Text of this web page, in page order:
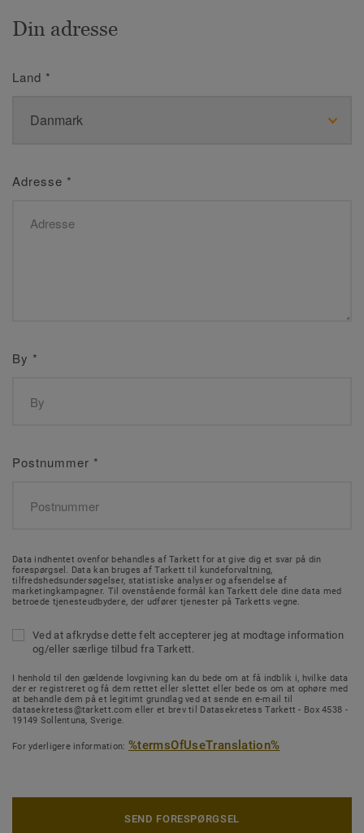
Din adresse
Land *
Adresse *
By *
Postnummer *
Data indhentet ovenfor behandles af Tarkett for at give dig et svar på din
forespørgsel. Data kan bruges af Tarkett til kundeforvaltning,
tilfredshedsundersøgelser, statistiske analyser og afsendelse af
marketingkampagner. Til ovenstående formål kan Tarkett dele dine data med
betroede tjenesteudbydere, der udfører tjenester på Tarketts vegne.
Ved at afkrydse dette felt accepterer jeg at modtage information
og/eller særlige tilbud fra Tarkett.
I henhold til den gældende lovgivning kan du bede om at få indblik i, hvilke data
der er registreret og få dem rettet eller slettet eller bede os om at ophøre med
at behandle dem på et legitimt grundlag ved at sende en e-mail til
datasekretess@tarkett.com eller et brev til Datasekretess Tarkett - Box 4538 -
19149 Sollentuna, Sverige.
For yderligere information: %termsOfUseTranslation%
SEND FORESPØRGSEL